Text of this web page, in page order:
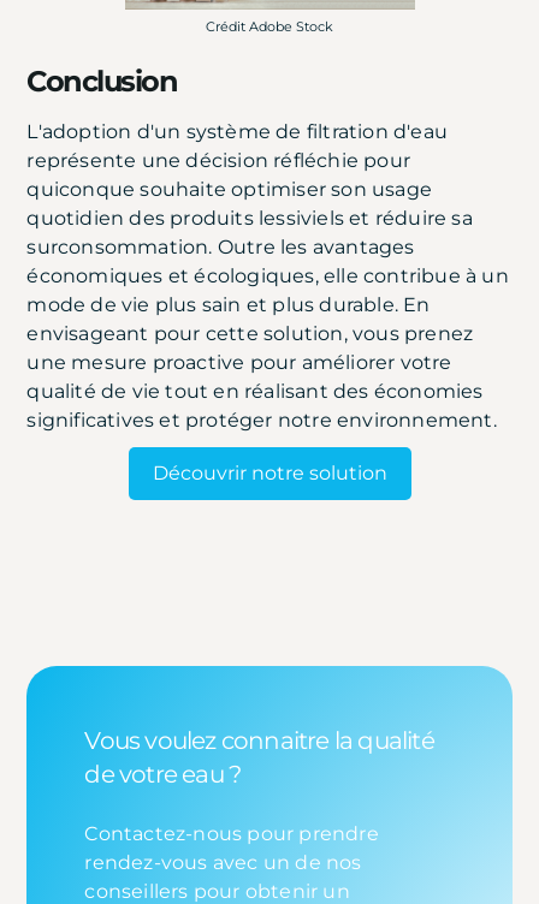
Vous voulez connaitre la qualité
de votre eau ?
Contactez-nous pour prendre
rendez-vous avec un de nos
conseillers pour obtenir un
Crédit Adobe Stock
Conclusion
L'adoption d'un système de filtration d'eau
représente une décision réfléchie pour
quiconque souhaite optimiser son usage
quotidien des produits lessiviels et réduire sa
surconsommation. Outre les avantages
économiques et écologiques, elle contribue à un
mode de vie plus sain et plus durable. En
envisageant pour cette solution, vous prenez
une mesure proactive pour améliorer votre
qualité de vie tout en réalisant des économies
significatives et protéger notre environnement.
Découvrir notre solution